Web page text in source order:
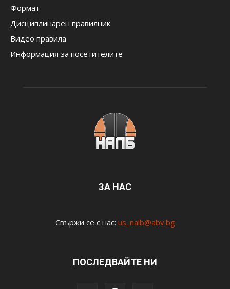
Формат
Дисциплинарен правилник
Видео правила
Информация за посетителите
ЗА НАС
Свържи се с нас: us_nalb@abv.bg
ПОСЛЕДВАЙТЕ НИ